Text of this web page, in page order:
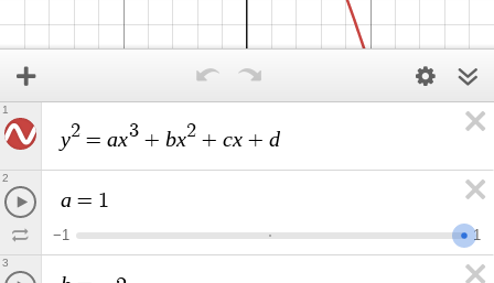
y2 = ax3 + bx2 + cx + d
1
a = 1
−1 1
2
3